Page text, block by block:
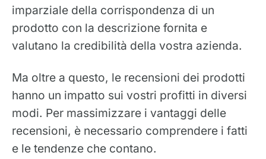
imparziale della corrispondenza di un
prodotto con la descrizione fornita e
valutano la credibilità della vostra azienda.
Ma oltre a questo, le recensioni dei prodotti
hanno un impatto sui vostri profitti in diversi
modi. Per massimizzare i vantaggi delle
recensioni, è necessario comprendere i fatti
e le tendenze che contano.